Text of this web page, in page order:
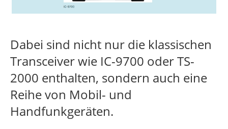
Dabei sind nicht nur die klassischen
Transceiver wie IC-9700 oder TS-
2000 enthalten, sondern auch eine
Reihe von Mobil- und
Handfunkgeräten.